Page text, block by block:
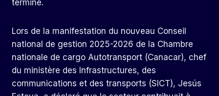
terminé.
Lors de la manifestation du nouveau Conseil
national de gestion 2025-2026 de la Chambre
nationale de cargo Autotransport (Canacar), chef
du ministère des Infrastructures, des
communications et des transports (SICT), Jesús